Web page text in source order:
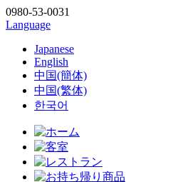
0980-53-0031
Language
Japanese
English
中国(簡体)
中国(繁体)
한국어